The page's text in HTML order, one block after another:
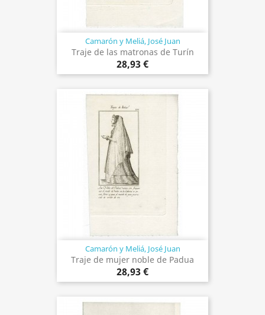
Camarón y Meliá, José Juan
Traje de las matronas de Turín
28,93 €
Camarón y Meliá, José Juan
Traje de mujer noble de Padua
28,93 €